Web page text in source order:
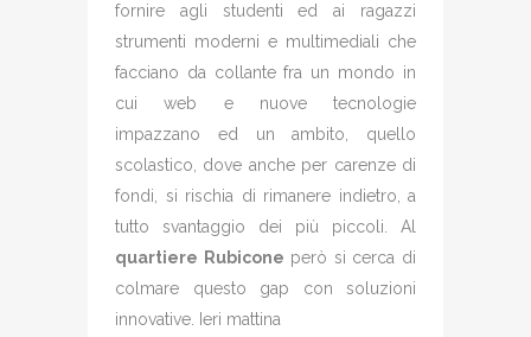
fornire agli studenti ed ai ragazzi
strumenti moderni e multimediali che
facciano da collante fra un mondo in
cui web e nuove tecnologie
impazzano ed un ambito, quello
scolastico, dove anche per carenze di
fondi, si rischia di rimanere indietro, a
tutto svantaggio dei più piccoli. Al
quartiere Rubicone però si cerca di
colmare questo gap con soluzioni
innovative. Ieri mattina